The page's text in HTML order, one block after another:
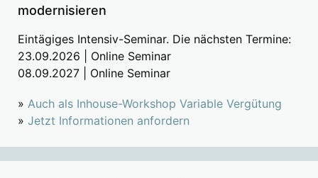
modernisieren
Eintägiges Intensiv-Seminar. Die nächsten Termine:
23.09.2026 | Online Seminar
08.09.2027 | Online Seminar
» Auch als Inhouse-Workshop Variable Vergütung
» Jetzt Informationen anfordern